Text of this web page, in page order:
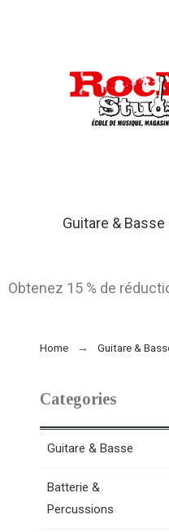
Guitare & Basse
Obtenez 15 % de
Home Guitare &
Categories
Guitare & Basse
Batterie &
Percussions